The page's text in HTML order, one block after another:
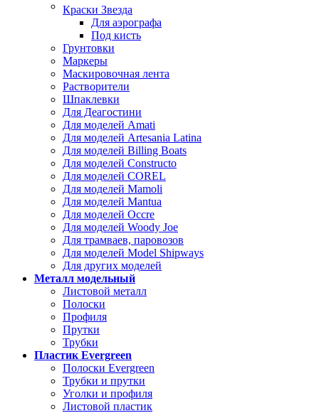
Краски Звезда
Для аэрографа
Под кисть
Грунтовки
Маркеры
Маскировочная лента
Растворители
Шпаклевки
Для Деагостини
Для моделей Amati
Для моделей Artesania Latina
Для моделей Billing Boats
Для моделей Constructo
Для моделей COREL
Для моделей Mamoli
Для моделей Mantua
Для моделей Occre
Для моделей Woody Joe
Для трамваев, паровозов
Для моделей Model Shipways
Для других моделей
Металл модельный
Листовой металл
Полоски
Профиля
Прутки
Трубки
Пластик Evergreen
Полоски Evergreen
Трубки и прутки
Уголки и профиля
Листовой пластик